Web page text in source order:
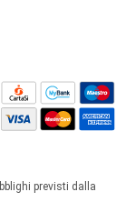
previsti dalla